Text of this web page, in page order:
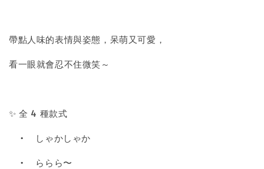
帶點人味的表情與姿態，呆萌又可愛，
看一眼就會忍不住微笑～
✨ 全 4 種款式
•
しゃかしゃか
•
ららら〜